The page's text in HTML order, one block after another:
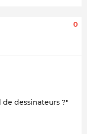
0
dessinateurs ?"